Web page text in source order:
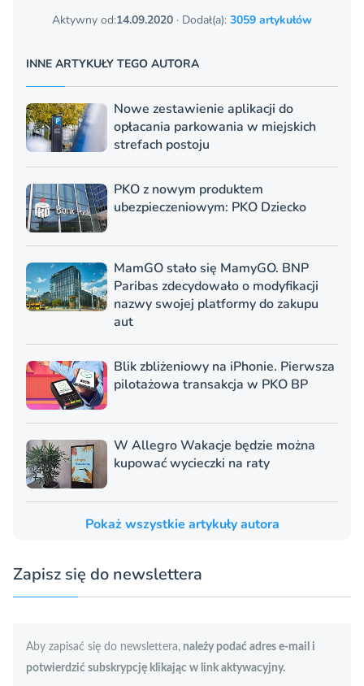
Aktywny od:14.09.2020 · Dodał(a): 3059 artykułów
INNE ARTYKUŁY TEGO AUTORA
Nowe zestawienie aplikacji do
opłacania parkowania w miejskich
strefach postoju
PKO z nowym produktem
ubezpieczeniowym: PKO Dziecko
MamGO stało się MamyGO. BNP
Paribas zdecydowało o modyfikacji
nazwy swojej platformy do zakupu
aut
Blik zbliżeniowy na iPhonie. Pierwsza
pilotażowa transakcja w PKO BP
W Allegro Wakacje będzie można
kupować wycieczki na raty
Pokaż wszystkie artykuły autora
Zapisz się do newslettera
Aby zapisać się do newslettera, należy podać adres e-mail i
potwierdzić subskrypcję klikając w link aktywacyjny.